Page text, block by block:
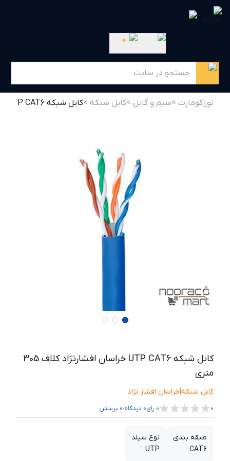
0
نوراکومارت >سیم و کابل >کابل شبکه >کابل شبکه UTP CAT6 خراسان افشارنژاد کلاف 305 متری
کابل شبکه UTP CAT6 خراسان افشارنژاد کلاف 305
متری
کابل شبکه|خراسان افشار نژاد
0
0 رای0 دیدگاه،0 پرسش
طبقه بندی
CAT6
نوع شیلد
UTP